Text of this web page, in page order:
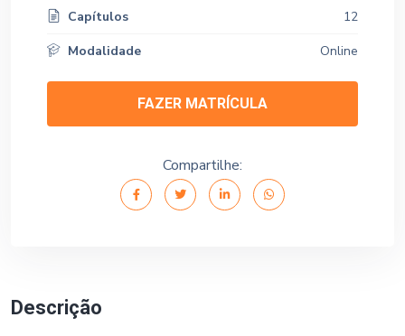
Descrição
Capítulos
12
Modalidade
Online
FAZER MATRÍCULA
Compartilhe: